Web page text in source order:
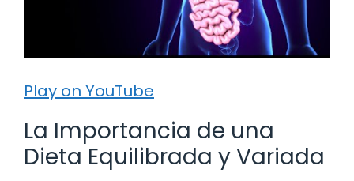
Play on YouTube
La Importancia de una
Dieta Equilibrada y Variada